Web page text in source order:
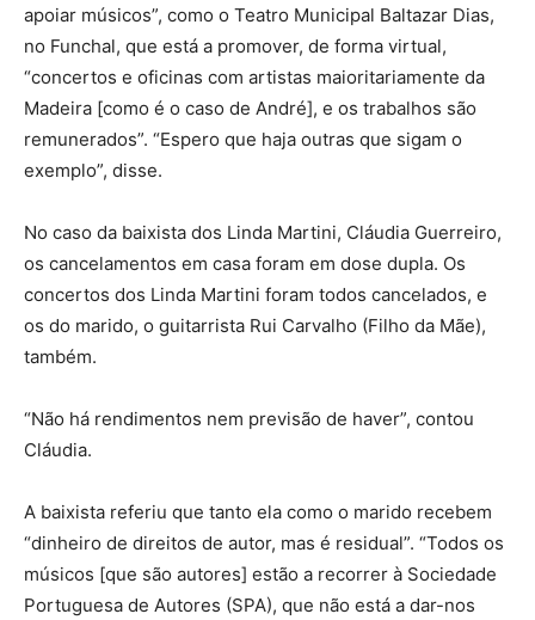
apoiar músicos”, como o Teatro Municipal Baltazar Dias,
no Funchal, que está a promover, de forma virtual,
“concertos e oficinas com artistas maioritariamente da
Madeira [como é o caso de André], e os trabalhos são
remunerados”. “Espero que haja outras que sigam o
exemplo”, disse.
No caso da baixista dos Linda Martini, Cláudia Guerreiro,
os cancelamentos em casa foram em dose dupla. Os
concertos dos Linda Martini foram todos cancelados, e
os do marido, o guitarrista Rui Carvalho (Filho da Mãe),
também.
“Não há rendimentos nem previsão de haver”, contou
Cláudia.
A baixista referiu que tanto ela como o marido recebem
“dinheiro de direitos de autor, mas é residual”. “Todos os
músicos [que são autores] estão a recorrer à Sociedade
Portuguesa de Autores (SPA), que não está a dar-nos